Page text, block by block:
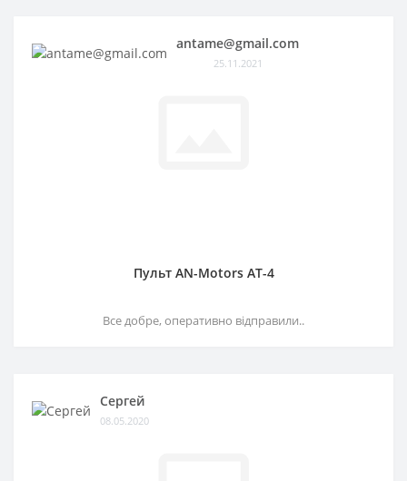
antame@gmail.com
25.11.2021
Пульт AN-Motors AT-4
Все добре, оперативно відправили..
Сергей
08.05.2020